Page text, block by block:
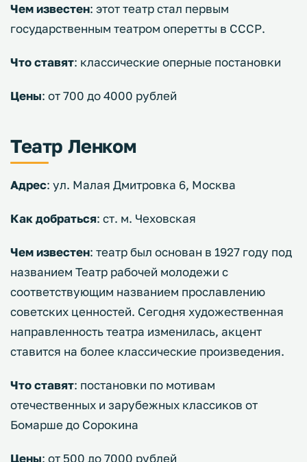
Чем известен: этот театр стал первым
государственным театром оперетты в СССР.
Что ставят: классические оперные постановки
Цены: от 700 до 4000 рублей
Театр Ленком
Адрес: ул. Малая Дмитровка 6, Москва
Как добраться: ст. м. Чеховская
Чем известен: театр был основан в 1927 году под
названием Театр рабочей молодежи с
соответствующим названием прославлению
советских ценностей. Сегодня художественная
направленность театра изменилась, акцент
ставится на более классические произведения.
Что ставят: постановки по мотивам
отечественных и зарубежных классиков от
Бомарше до Сорокина
Цены: от 500 до 7000 рублей